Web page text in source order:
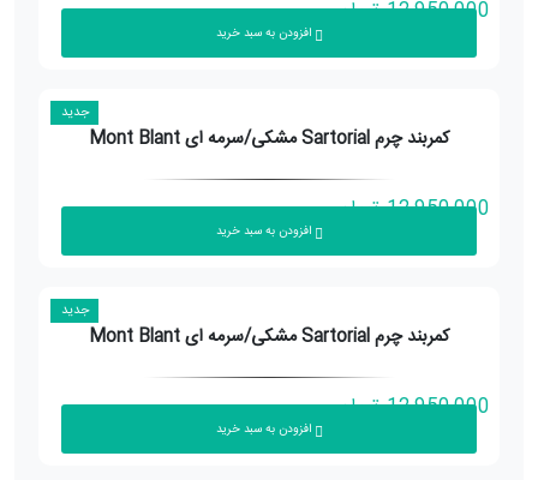
12,950,000تومان
افزودن به سبد خرید
جدید
کمربند چرم Sartorial مشکی/سرمه ای Mont Blant
12,950,000تومان
افزودن به سبد خرید
جدید
کمربند چرم Sartorial مشکی/سرمه ای Mont Blant
12,950,000تومان
افزودن به سبد خرید